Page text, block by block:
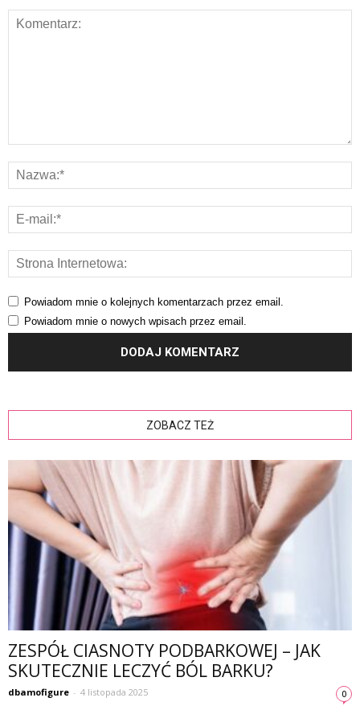
Powiadom mnie o kolejnych komentarzach przez email.
Powiadom mnie o nowych wpisach przez email.
ZOBACZ TEŻ
ZESPÓŁ CIASNOTY PODBARKOWEJ – JAK
SKUTECZNIE LECZYĆ BÓL BARKU?
dbamofigure - 4 listopada 2025 0